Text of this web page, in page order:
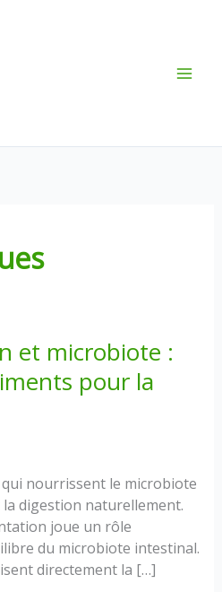
et microbiote :
pour la
nourrissent le microbiote
digestion naturellement.
joue un rôle
du microbiote intestinal.
directement la […]